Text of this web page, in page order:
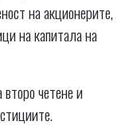
на акционерите,
на капитала на
четене и